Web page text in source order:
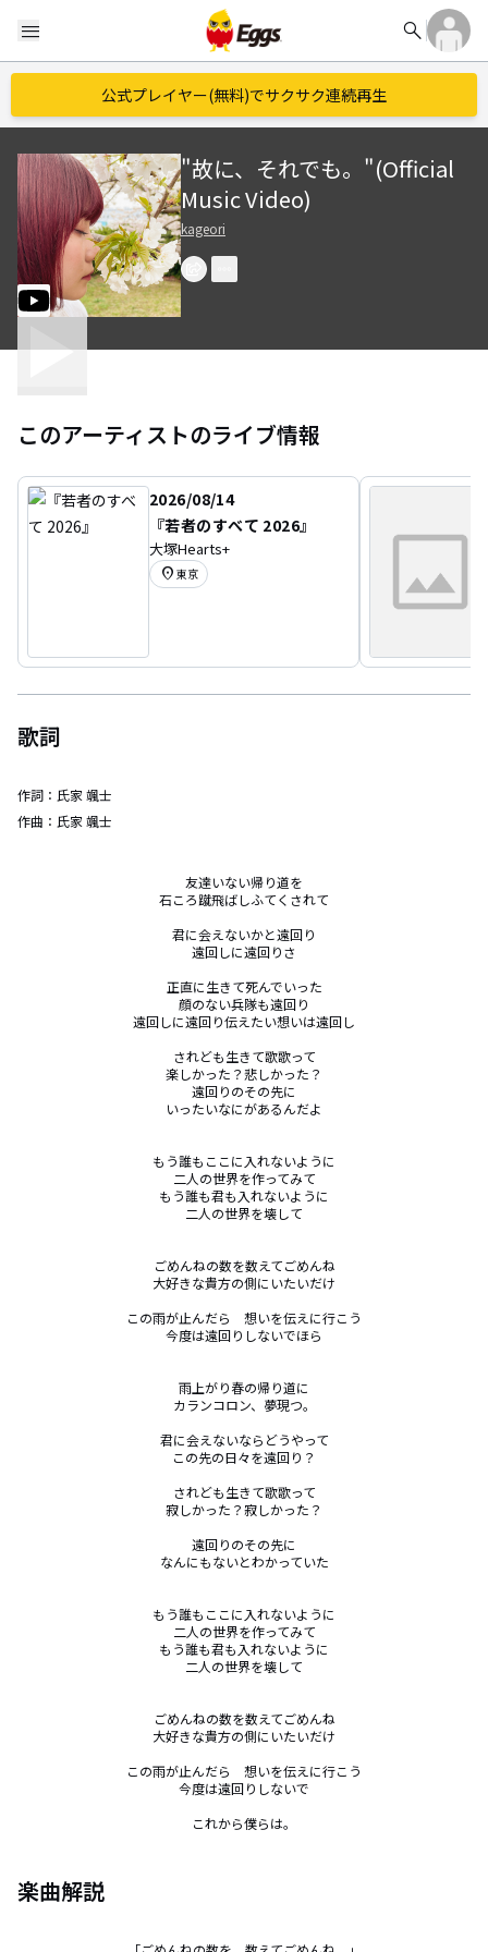
menu search
公式プレイヤー(無料)でサクサク連続再生
"故に、それでも。"(Official
Music Video)
kageori
このアーティストのライブ情報
2026/08/14
『若者のすべて 2026』
大塚Hearts+
location_on 東京
歌詞
作詞： 氏家 颯士
作曲： 氏家 颯士
友達いない帰り道を
石ころ蹴飛ばしふてくされて
君に会えないかと遠回り
遠回しに遠回りさ
正直に生きて死んでいった
顔のない兵隊も遠回り
遠回しに遠回り伝えたい想いは遠回し
されども生きて歌歌って
楽しかった？悲しかった？
遠回りのその先に
いったいなにがあるんだよ
もう誰もここに入れないように
二人の世界を作ってみて
もう誰も君も入れないように
二人の世界を壊して
ごめんねの数を数えてごめんね
大好きな貴方の側にいたいだけ
この雨が止んだら　想いを伝えに行こう
今度は遠回りしないでほら
雨上がり春の帰り道に
カランコロン、夢現つ。
君に会えないならどうやって
この先の日々を遠回り？
されども生きて歌歌って
寂しかった？寂しかった？
遠回りのその先に
なんにもないとわかっていた
もう誰もここに入れないように
二人の世界を作ってみて
もう誰も君も入れないように
二人の世界を壊して
ごめんねの数を数えてごめんね
大好きな貴方の側にいたいだけ
この雨が止んだら　想いを伝えに行こう
今度は遠回りしないで
これから僕らは。
楽曲解説